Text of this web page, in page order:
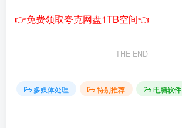
👉免费领取夸克网盘1TB空间👈
THE END
多媒体处理 特别推荐 电脑软件